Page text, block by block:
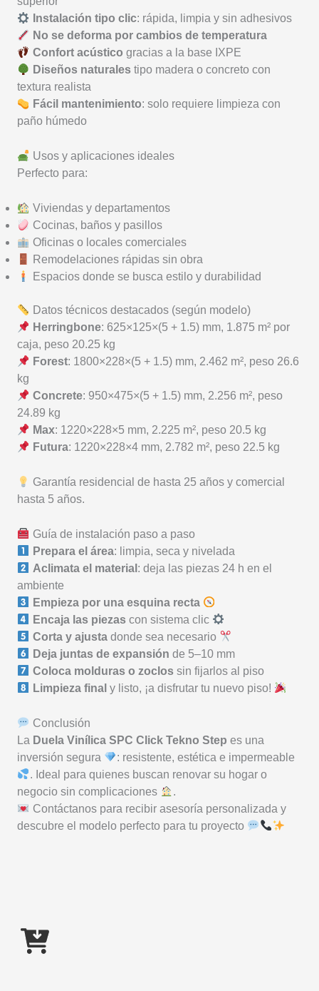
Instalación tipo clic: rápida, limpia y sin adhesivos
No se deforma por cambios de temperatura
Confort acústico gracias a la base IXPE
Diseños naturalestipo madera o concreto con
textura realista
Fácil mantenimiento: solo requiere limpieza con
paño húmedo
Usos y aplicaciones ideales
Perfecto para:
Viviendas y departamentos
Cocinas, baños y pasillos
Oficinas o locales comerciales
Remodelaciones rápidas sin obra
Espacios donde se busca estilo y durabilidad
Datos técnicos destacados (según modelo)
Herringbone: 625×125×(5 + 1.5) mm, 1.875 m² por
caja, peso 20.25 kg
Forest: 1800×228×(5 + 1.5) mm, 2.462 m², peso 26.6
kg
Concrete: 950×475×(5 + 1.5) mm, 2.256 m², peso
24.89 kg
Max: 1220×228×5 mm, 2.225 m², peso 20.5 kg
Futura: 1220×228×4 mm, 2.782 m², peso 22.5 kg
Garantía residencial de hasta 25 años y comercial
hasta 5 años.
Guía de instalación paso a paso
Prepara el área: limpia, seca y nivelada
Aclimata el material : deja las piezas 24 h en el
ambiente
Empieza por una esquina recta
Encaja las piezascon sistema clic
Corta y ajustadonde sea necesario
Deja juntas de expansión de 5–10 mm
Coloca molduras o zoclossin fijarlos al piso
Limpieza final y listo, ¡a disfrutar tu nuevo piso!
Conclusión
La Duela Vinílica SPC Click Tekno Step es una
inversión segura
: resistente, estética e impermeable
. Ideal para quienes buscan renovar su hogar o
negocio sin complicaciones
.
Contáctanos para recibir asesoría personalizada y
descubre el modelo perfecto para tu proyecto